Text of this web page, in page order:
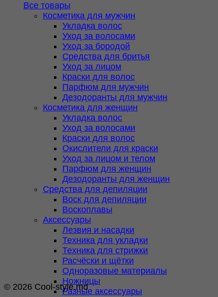
Все товары
Косметика для мужчин
Укладка волос
Уход за волосами
Уход за бородой
Средства для бритья
Уход за лицом
Краски для волос
Парфюм для мужчин
Дезодоранты для мужчин
Косметика для женщин
Укладка волос
Уход за волосами
Краски для волос
Окислители для краски
Уход за лицом и телом
Парфюм для женщин
Дезодоранты для женщин
Средства для депиляции
Воск для депиляции
Воскоплавы
Аксессуары
Лезвия и насадки
Техника для укладки
Техника для стрижки
Расчёски и щётки
Одноразовые материалы
Ножницы
Разные аксессуары
© 2026 Cool-style.md